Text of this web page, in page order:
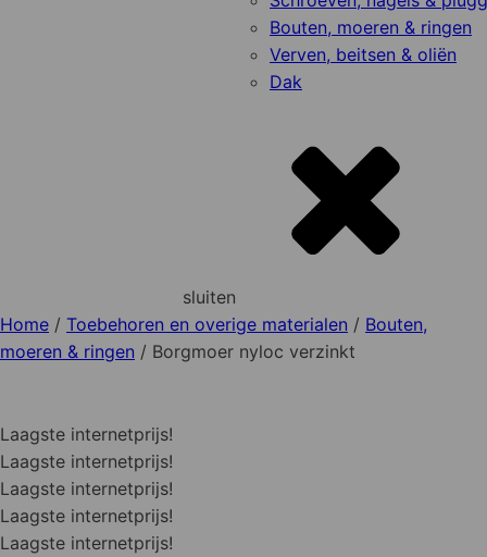
Bouten, moeren & ringen
Verven, beitsen & oliën
Dak
sluiten
Home / Toebehoren en overige materialen / Bouten,
moeren & ringen / Borgmoer nyloc verzinkt
Laagste internetprijs!
Laagste internetprijs!
Laagste internetprijs!
Laagste internetprijs!
Laagste internetprijs!